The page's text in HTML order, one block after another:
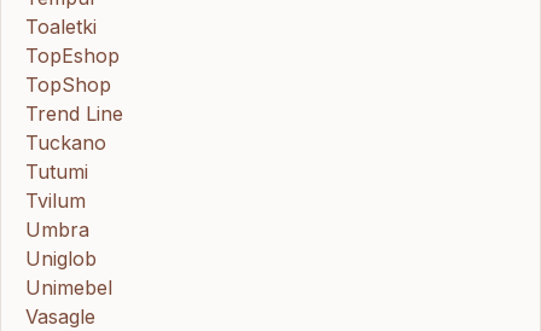
Toaletki
TopEshop
TopShop
Trend Line
Tuckano
Tutumi
Tvilum
Umbra
Uniglob
Unimebel
Vasagle